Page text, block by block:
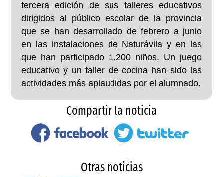
tercera edición de sus talleres educativos
dirigidos al público escolar de la provincia
que se han desarrollado de febrero a junio
en las instalaciones de Naturávila y en las
que han participado 1.200 niños. Un juego
educativo y un taller de cocina han sido las
actividades más aplaudidas por el alumnado.
Compartir la noticia
Otras noticias